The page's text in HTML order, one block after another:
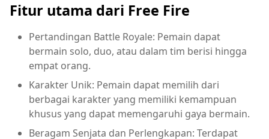
Fitur utama dari Free Fire
Pertandingan Battle Royale: Pemain dapat
bermain solo, duo, atau dalam tim berisi hingga
empat orang.
Karakter Unik: Pemain dapat memilih dari
berbagai karakter yang memiliki kemampuan
khusus yang dapat memengaruhi gaya bermain.
Beragam Senjata dan Perlengkapan: Terdapat